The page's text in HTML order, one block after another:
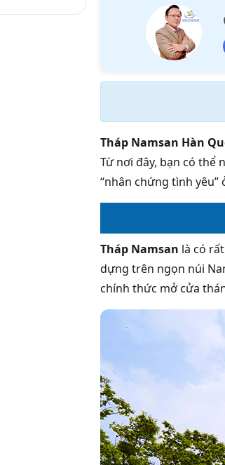
Tháp Namsan Hàn
Từ nơi đây, bạn có thể
“nhân chứng tình yêu”
Tháp Namsan là có
dựng trên ngọn núi
chính thức mở cửa